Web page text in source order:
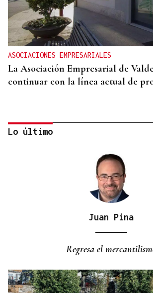
ASOCIACIONES EMPRESARIALES
La Asociación Empresarial de
continuar con la línea actual de
Valdeorras y Coca-Cola
Lo último
Juan Pina
Regresa el